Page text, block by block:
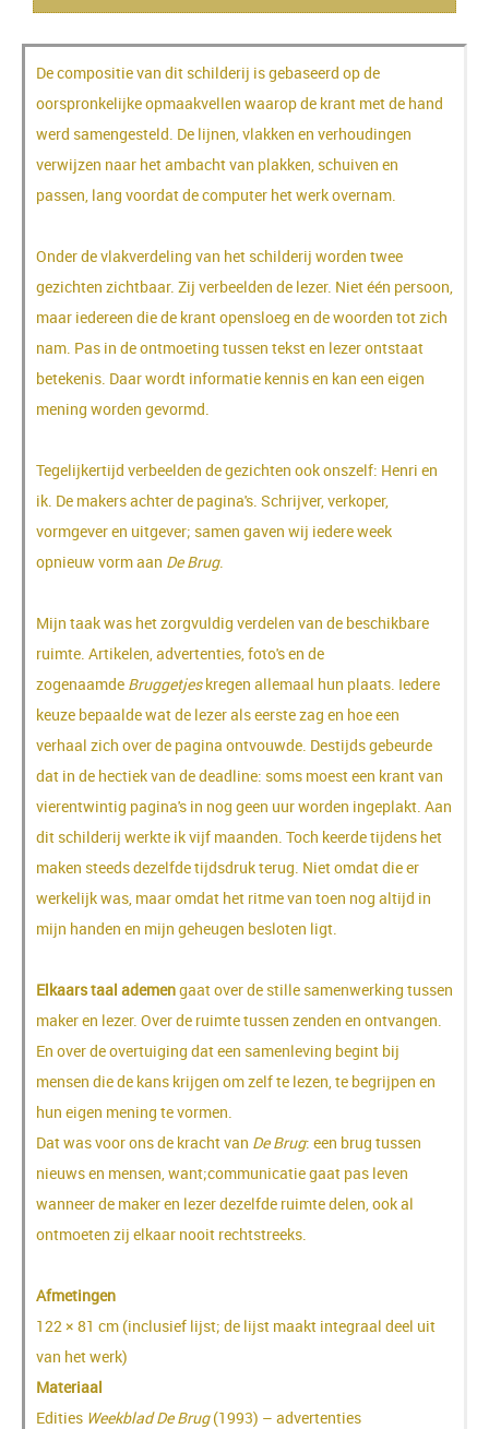
De compositie van dit schilderij is gebaseerd op de
oorspronkelijke opmaakvellen waarop de krant met de hand
werd samengesteld. De lijnen, vlakken en verhoudingen
verwijzen naar het ambacht van plakken, schuiven en
passen, lang voordat de computer het werk overnam.
Onder de vlakverdeling van het schilderij worden twee
gezichten zichtbaar. Zij verbeelden de lezer. Niet één persoon,
maar iedereen die de krant opensloeg en de woorden tot zich
nam. Pas in de ontmoeting tussen tekst en lezer ontstaat
betekenis. Daar wordt informatie kennis en kan een eigen
mening worden gevormd.
Tegelijkertijd verbeelden de gezichten ook onszelf: Henri en
ik. De makers achter de pagina's. Schrijver, verkoper,
vormgever en uitgever; samen gaven wij iedere week
opnieuw vorm aan De Brug.
Mijn taak was het zorgvuldig verdelen van de beschikbare
ruimte. Artikelen, advertenties, foto's en de
zogenaamde Bruggetjeskregen allemaal hun plaats. Iedere
keuze bepaalde wat de lezer als eerste zag en hoe een
verhaal zich over de pagina ontvouwde. Destijds gebeurde
dat in de hectiek van de deadline: soms moest een krant van
vierentwintig pagina's in nog geen uur worden ingeplakt. Aan
dit schilderij werkte ik vijf maanden. Toch keerde tijdens het
maken steeds dezelfde tijdsdruk terug. Niet omdat die er
werkelijk was, maar omdat het ritme van toen nog altijd in
mijn handen en mijn geheugen besloten ligt.
Elkaars taal ademengaat over de stille samenwerking tussen
maker en lezer. Over de ruimte tussen zenden en ontvangen.
En over de overtuiging dat een samenleving begint bij
mensen die de kans krijgen om zelf te lezen, te begrijpen en
hun eigen mening te vormen.
Dat was voor ons de kracht van De Brug: een brug tussen
nieuws en mensen, want;communicatie gaat pas leven
wanneer de maker en lezer dezelfde ruimte delen, ook al
ontmoeten zij elkaar nooit rechtstreeks.
Afmetingen
122 × 81 cm (inclusief lijst; de lijst maakt integraal deel uit
van het werk)
Materiaal
Edities Weekblad De Brug(1993) – advertenties